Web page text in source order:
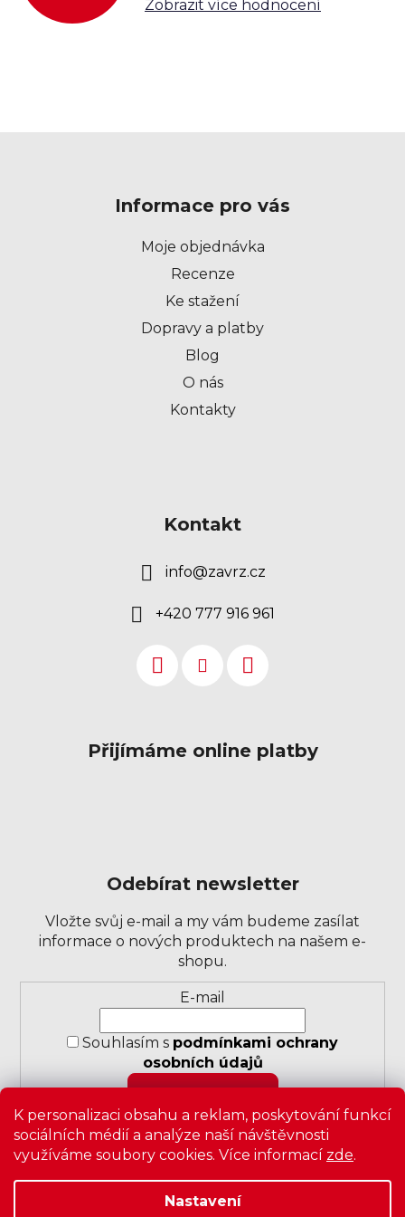
K personalizaci obsahu a reklam, poskytování funkcí
sociálních médií a analýze naší návštěvnosti
využíváme soubory cookies. Více informací zde.
Nastavení
i
Zobrazit více hodnocení
Informace pro vás
Moje objednávka
Recenze
Ke stažení
Dopravy a platby
Blog
O nás
Kontakty
Kontakt
info@zavrz.cz
+420 777 916 961
Přijímáme online platby
Odebírat newsletter
Vložte svůj e-mail a my vám budeme zasílat
informace o nových produktech na našem e-
shopu.
odběru
E-mail
Souhlasím s podmínkami ochrany
osobních údajů